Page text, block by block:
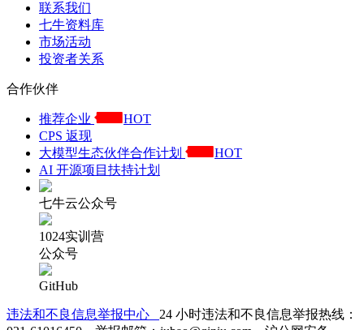
联系我们
七牛资料库
市场活动
投资者关系
合作伙伴
推荐企业
HOT
CPS 返现
大模型生态伙伴合作计划
HOT
AI 开源项目扶持计划
七牛云公众号
1024实训营
公众号
GitHub
违法和不良信息举报中心 24 小时违法和不良信息举报热线：